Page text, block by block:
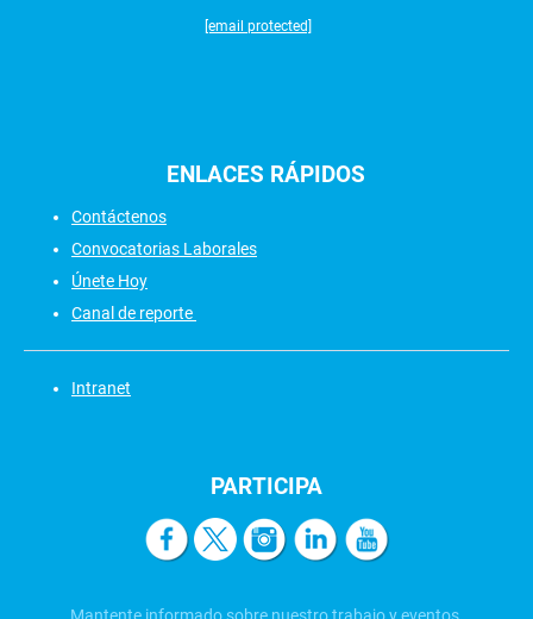
[email protected]
ENLACES RÁPIDOS
Contáctenos
Convocatorias Laborales
Únete Hoy
Canal de reporte
Intranet
PARTICIPA